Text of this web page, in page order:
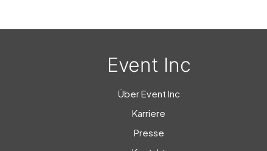
Event Inc
Über Event Inc
Karriere
Presse